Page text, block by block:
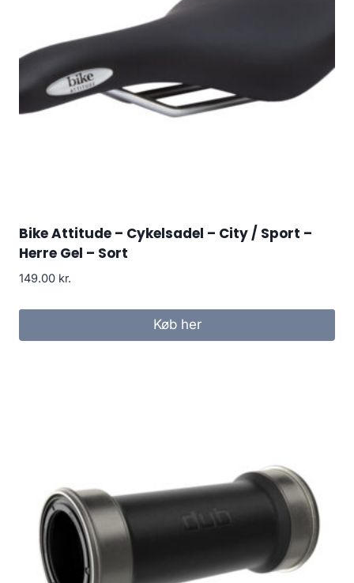
Bike Attitude – Cykelsadel – City / Sport –
Herre Gel – Sort
149.00 kr.
Køb her